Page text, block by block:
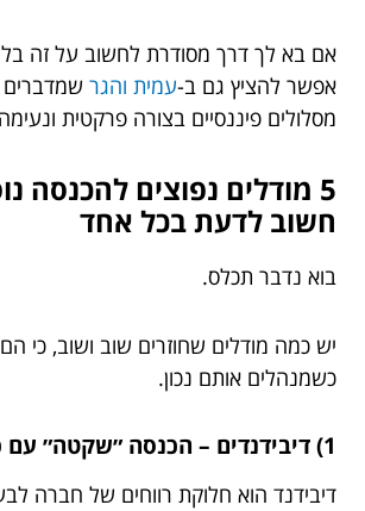
אם בא לך דרך מסודרת לחשוב על זה
אפשר להציץ גם ב-עמית והגר שמדברים
מסלולים פיננסיים בצורה פרקטית
5 מודלים נפוצים להכנסה
חשוב לדעת בכל אחד
בוא נדבר תכלס.
יש כמה מודלים שחוזרים שוב ושוב, כי
כשמנהלים אותם נכון.
1) דיבידנדים – הכנסה ״שקטה״ עם כוכבית
דיבידנד הוא חלוקת רווחים של חברה